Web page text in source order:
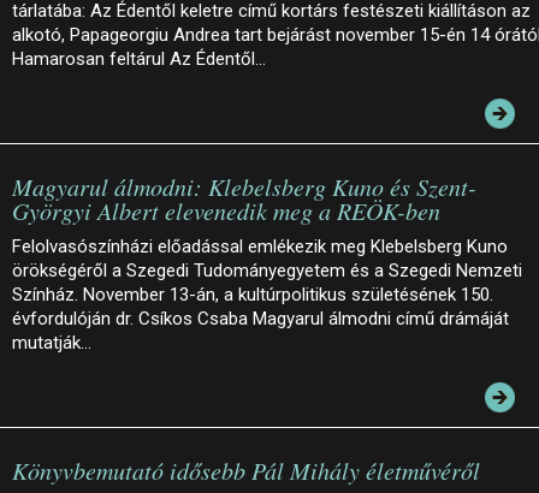
tárlatába: Az Édentől keletre című kortárs festészeti kiállításon az
alkotó, Papageorgiu Andrea tart bejárást november 15-én 14
Hamarosan feltárul Az Édentől…
Magyarul álmodni: Klebelsberg Kuno és Szent-
Györgyi Albert elevenedik meg a REÖK-ben
Felolvasószínházi előadással emlékezik meg Klebelsberg Kuno
örökségéről a Szegedi Tudományegyetem és a Szegedi Nemzeti
Színház. November 13-án, a kultúrpolitikus születésének 150.
évfordulóján dr. Csíkos Csaba Magyarul álmodni című drámáját
mutatják…
Könyvbemutató idősebb Pál Mihály életművéről